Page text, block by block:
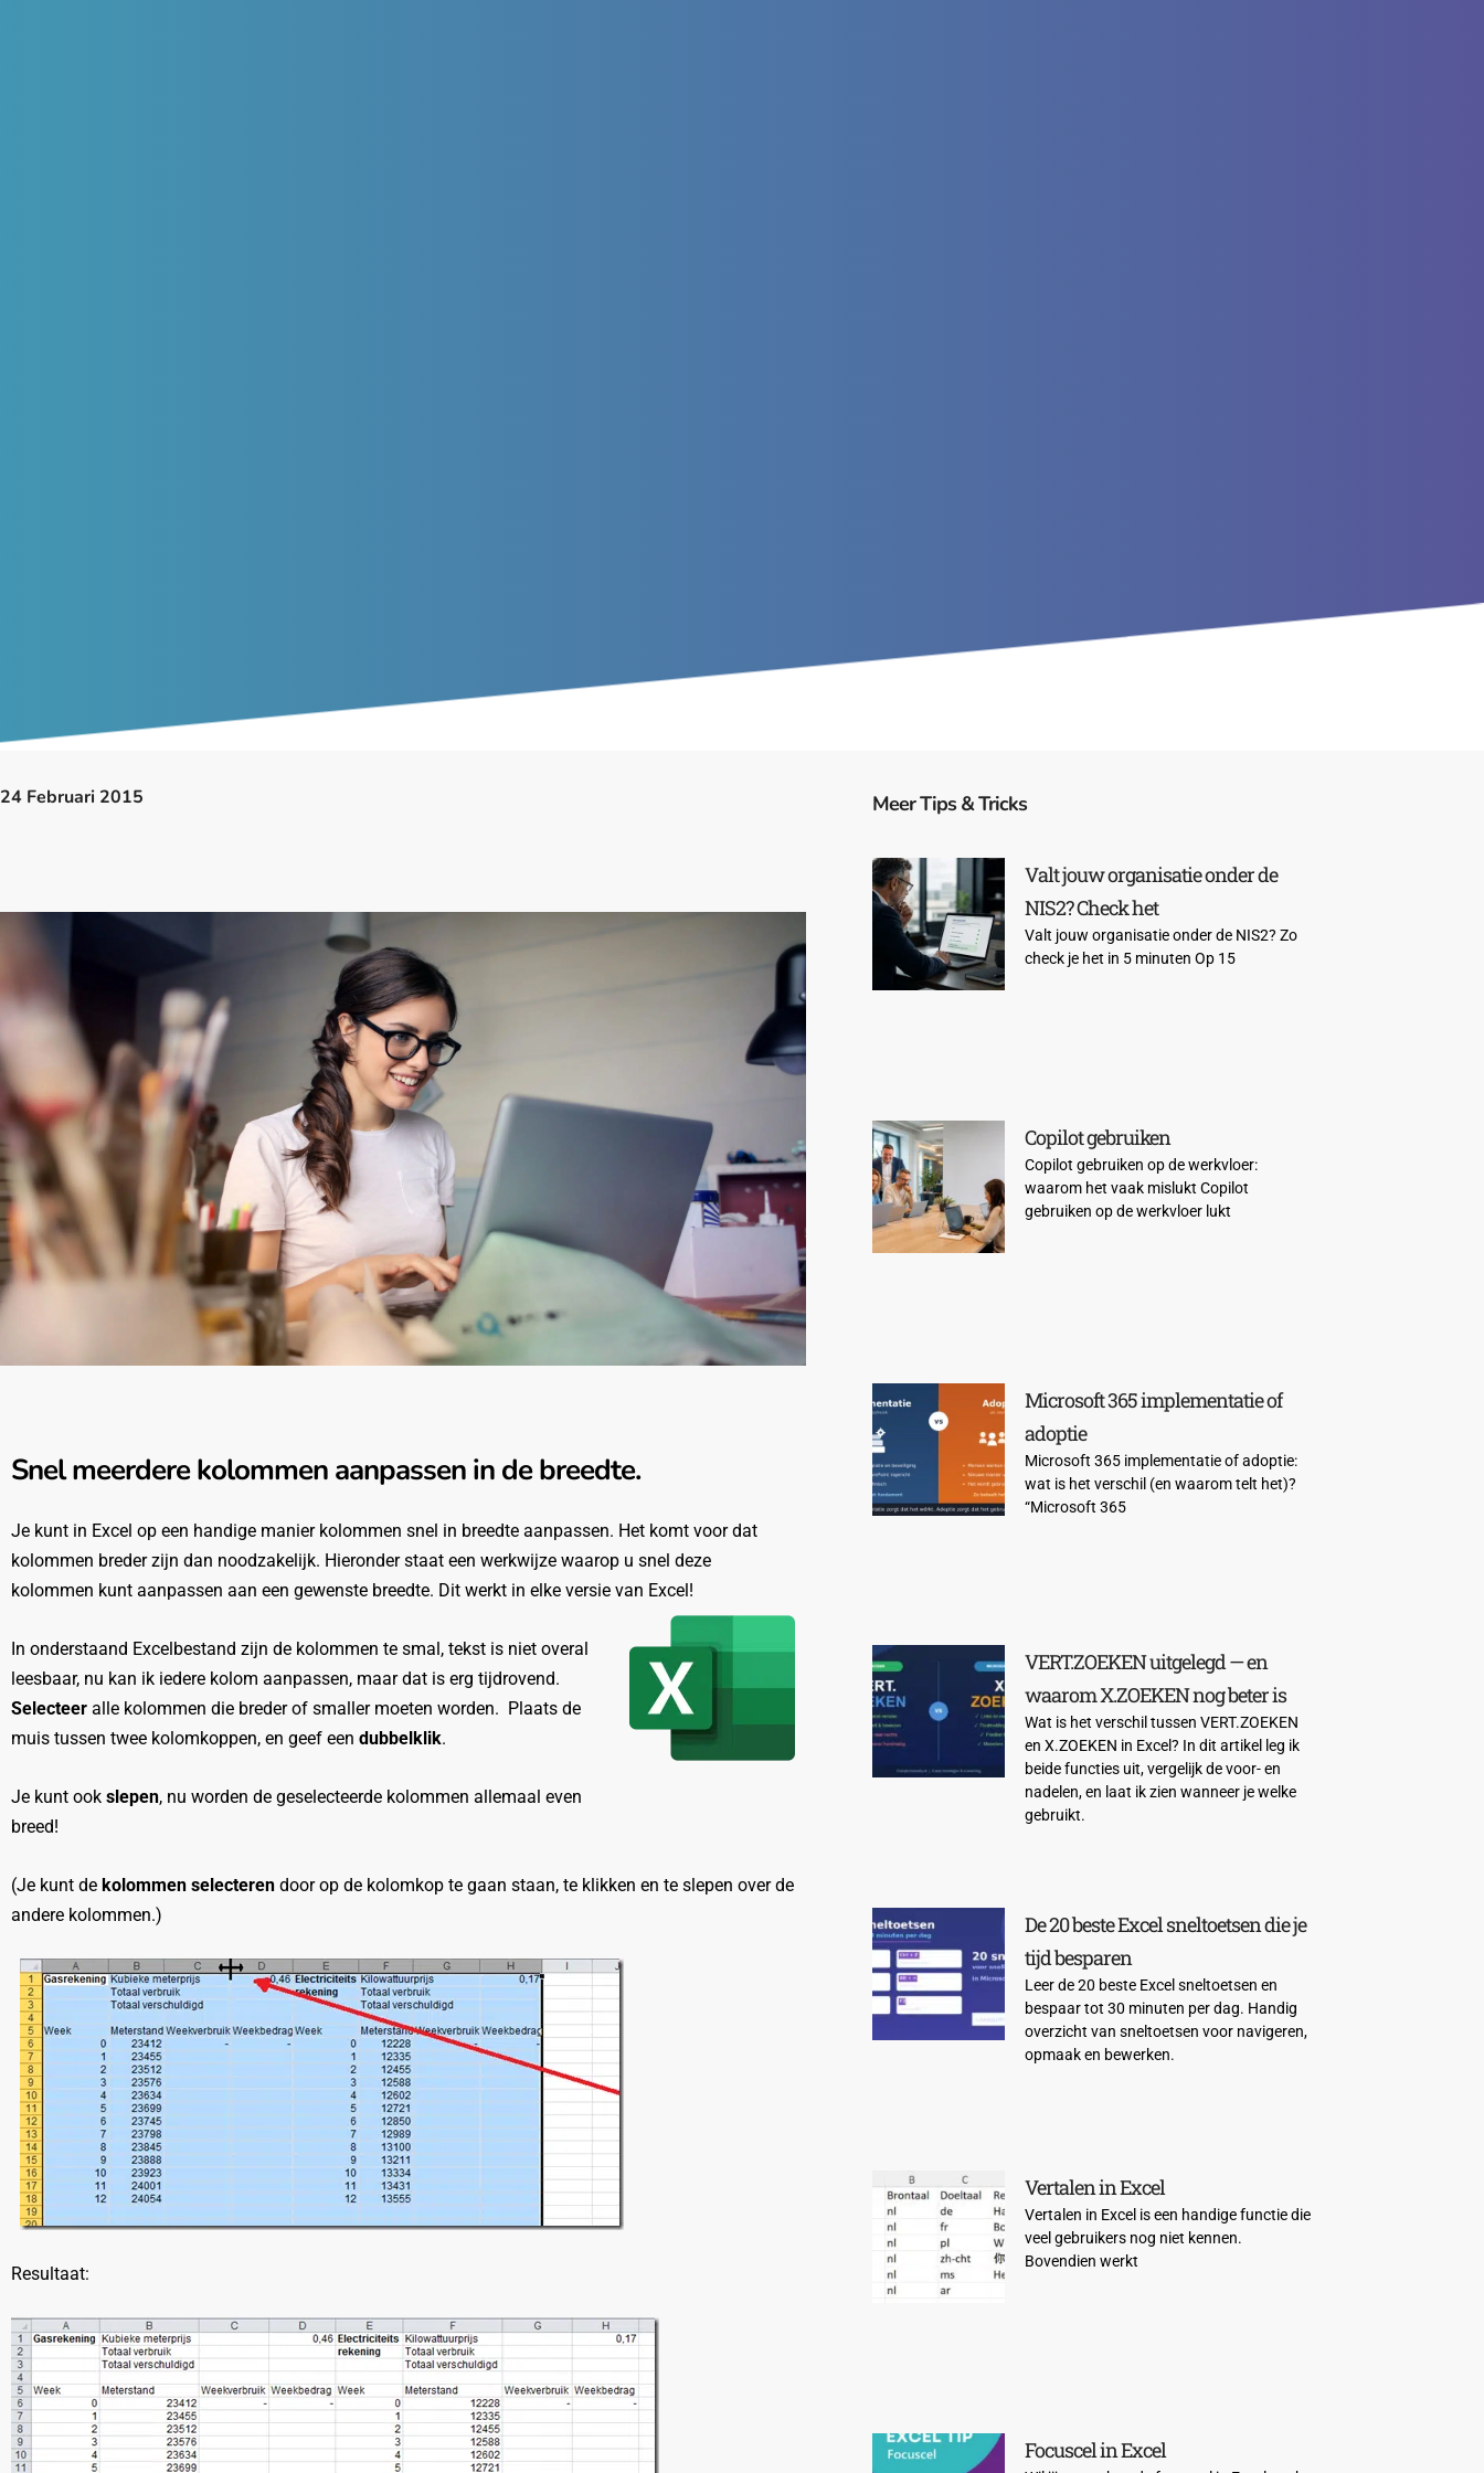
24 Februari 2015
Snel meerdere kolommen aanpassen in de breedte.
Je kunt in Excel op een handige manier kolommen snel in breedte aanpassen. Het komt voor dat
kolommen breder zijn dan noodzakelijk. Hieronder staat een werkwijze waarop u snel deze
kolommen kunt aanpassen aan een gewenste breedte. Dit werkt in elke versie van Excel!
In onderstaand Excelbestand zijn de kolommen te smal, tekst is niet overal
leesbaar, nu kan ik iedere kolom aanpassen, maar dat is erg tijdrovend.
Selecteer alle kolommen die breder of smaller moeten worden. Plaats de
muis tussen twee kolomkoppen, en geef een dubbelklik.
Je kunt ook slepen, nu worden de geselecteerde kolommen allemaal even
breed!
(Je kunt de kolommen selecteren door op de kolomkop te gaan staan, te klikken en te slepen over de
andere kolommen.)
Resultaat:
Meer Tips & Tricks
Valt jouw organisatie onder de
NIS2? Check het
Valt jouw organisatie onder de NIS2? Zo
check je het in 5 minuten Op 15
Copilot gebruiken
Copilot gebruiken op de werkvloer:
waarom het vaak mislukt Copilot
gebruiken op de werkvloer lukt
Microsoft 365 implementatie of
adoptie
Microsoft 365 implementatie of adoptie:
wat is het verschil (en waarom telt het)?​
“Microsoft 365
VERT.ZOEKEN uitgelegd — en
waarom X.ZOEKEN nog beter is
Wat is het verschil tussen VERT.ZOEKEN
en X.ZOEKEN in Excel? In dit artikel leg ik
beide functies uit, vergelijk de voor- en
nadelen, en laat ik zien wanneer je welke
gebruikt.
De 20 beste Excel sneltoetsen die je
tijd besparen
Leer de 20 beste Excel sneltoetsen en
bespaar tot 30 minuten per dag. Handig
overzicht van sneltoetsen voor navigeren,
opmaak en bewerken.
Vertalen in Excel
Vertalen in Excel is een handige functie die
veel gebruikers nog niet kennen.
Bovendien werkt
Focuscel in Excel